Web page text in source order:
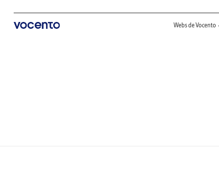
Webs de Vocento